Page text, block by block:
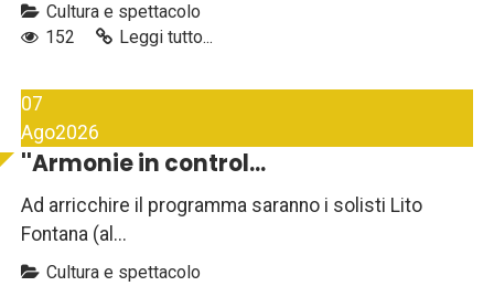
Cultura e spettacolo
152
Leggi tutto...
07
Ago2026
''Armonie in control...
Ad arricchire il programma saranno i solisti Lito
Fontana (al...
Cultura e spettacolo